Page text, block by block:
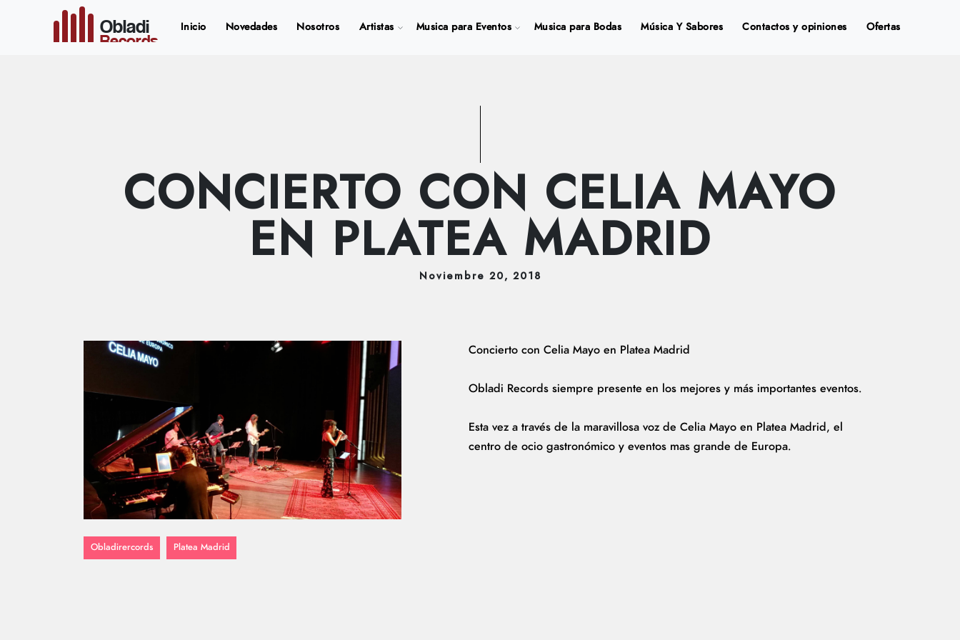
Obladi
Records Inicio(current)Novedades Nosotros Artistas Musica para Eventos Musica para Bodas Música Y Sabores Contactos y opiniones Ofertas
CONCIERTO CON CELIA MAYO
EN PLATEA MADRID
Noviembre 20, 2018
Obladirercords Platea Madrid
Concierto con Celia Mayo en Platea Madrid
Obladi Records siempre presente en los mejores y más importantes eventos.
Esta vez a través de la maravillosa voz de Celia Mayo en Platea Madrid, el
centro de ocio gastronómico y eventos mas grande de Europa.